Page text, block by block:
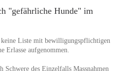
"gefährliche Hunde" im
Liste mit bewilligungspflichtigen
Erlasse aufgenommen.
Schwere des Einzelfalls Massnahmen